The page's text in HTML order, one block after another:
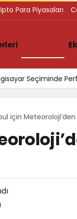
Para Piyasaları
Seçiminde
için Meteoroloji’den